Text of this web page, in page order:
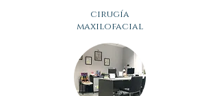
cirugía
maxilofacial